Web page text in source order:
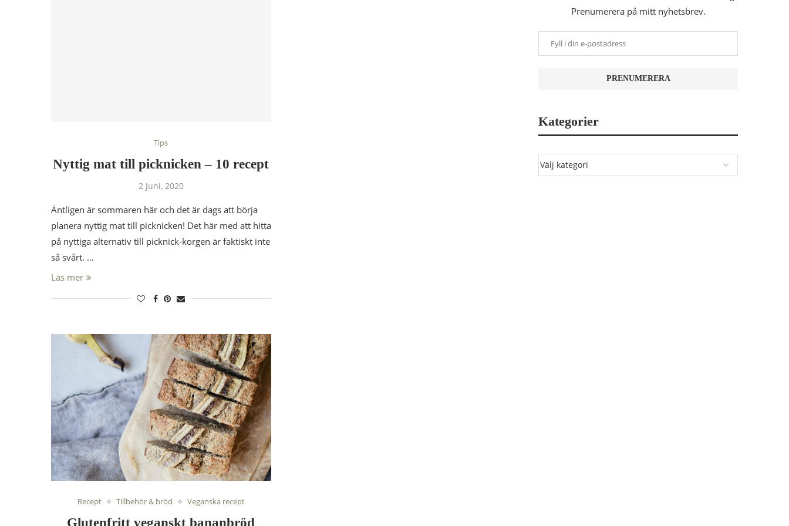
Tips
Nyttig mat till picknicken – 10 recept
2 juni, 2020
Äntligen är sommaren här och det är dags att börja
planera nyttig mat till picknicken! Det här med att hitta
på nyttiga alternativ till picknick-korgen är faktiskt inte
så svårt. …
Läs mer
Recept Tillbehör & bröd Veganska recept
Glutenfritt veganskt bananbröd
Prenumerera på mitt nyhetsbrev.
Kategorier